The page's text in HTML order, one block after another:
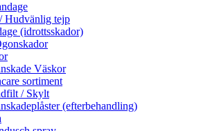
Hudvänlig tejp
(idrottsskador)
Väskor
sortiment
/ Skylt
(efterbehandling)